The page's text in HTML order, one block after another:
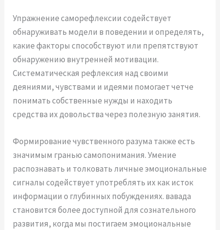
Упражнение саморефлексии содействует
обнаруживать модели в поведении и определять,
какие факторы способствуют или препятствуют
обнаружению внутренней мотивации.
Систематическая рефлексия над своими
деяниями, чувствами и идеями помогает четче
понимать собственные нужды и находить
средства их довольства через полезную занятия.
Формирование чувственного разума также есть
значимым гранью самопонимания. Умение
распознавать и толковать личные эмоциональные
сигналы содействует употреблять их как исток
информации о глубинных побуждениях. вавада
становится более доступной для сознательного
развития, когда мы постигаем эмоциональные